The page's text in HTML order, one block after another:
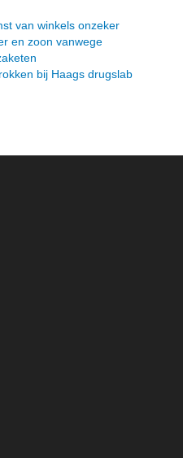
van winkels onzeker
en zoon vanwege
bij Haags drugslab